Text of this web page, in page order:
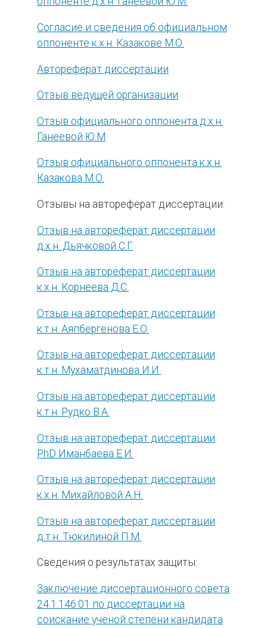
Согласие и сведения об официальном
оппоненте к.х.н. Казакове М.О.
Автореферат диссертации
Отзыв ведущей организации
Отзыв официального оппонента д.х.н.
Ганеевой Ю.М
Отзыв официального оппонента к.х.н.
Казакова М.О.
Отзывы на автореферат диссертации:
Отзыв на автореферат диссертации
д.х.н. Дьячковой С.Г
Отзыв на автореферат диссертации
к.х.н. Корнеева Д.С.
Отзыв на автореферат диссертации
к.т.н. Аяпбергенова Е.О.
Отзыв на автореферат диссертации
к.т.н. Мухаматдинова И.И.
Отзыв на автореферат диссертации
к.т.н. Рудко В.А.
Отзыв на автореферат диссертации
PhD Иманбаева Е.И.
Отзыв на автореферат диссертации
к.х.н. Михайловой А.Н.
Отзыв на автореферат диссертации
д.т.н. Тюкилиной П.М.
Сведения о результатах защиты:
Заключение диссертационного совета
24.1.146.01 по диссертации на
соискание ученой степени кандидата